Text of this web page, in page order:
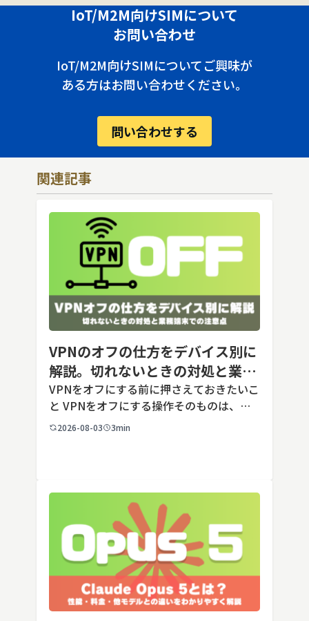
IoT/M2M向けSIMについて
お問い合わせ
IoT/M2M向けSIMについてご興味が
ある方はお問い合わせください。
問い合わせする
関連記事
VPNのオフの仕方をデバイス別に
解説。切れないときの対処と業務
端末での注意点
VPNをオフにする前に押さえておきたいこ
と VPNをオフにする操作そのものは、ど
の端末でも数タップから数クリックで完了
2026-08-03 3min